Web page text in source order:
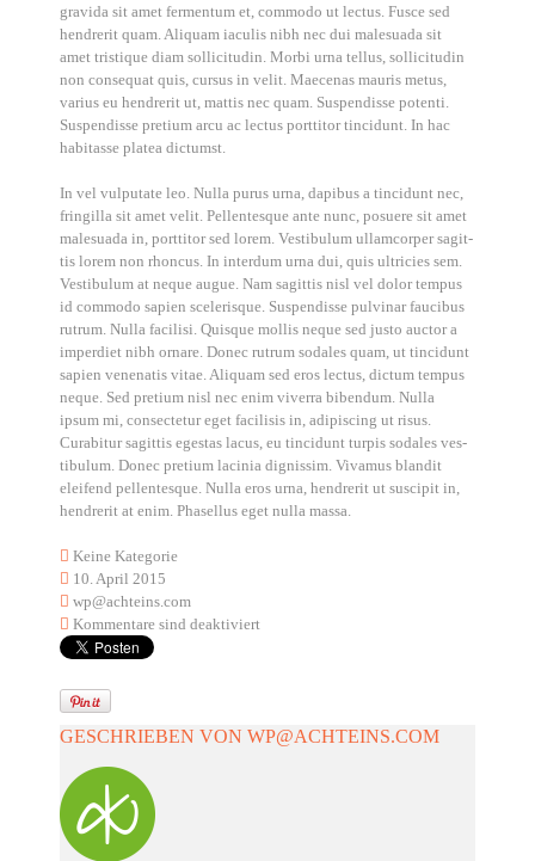
gra­vi­da sit amet fer­men­tum et, com­mo­do ut lec­tus. Fus­ce sed
hendre­rit quam. Ali­quam iacu­lis nibh nec dui male­sua­da sit
amet tris­tique diam sol­li­ci­tu­din. Mor­bi urna tel­lus, sol­li­ci­tu­din
non con­se­quat quis, cur­sus in velit. Mae­ce­nas mau­ris metus,
vari­us eu hendre­rit ut, mat­tis nec quam. Sus­pen­dis­se poten­ti.
Sus­pen­dis­se pre­ti­um arcu ac lec­tus port­ti­tor tin­cidunt. In hac
habi­tas­se pla­tea dic­tumst.
In vel vul­pu­ta­te leo. Nulla purus urna, dapi­bus a tin­cidunt nec,
frin­gil­la sit amet velit. Pel­len­tes­que ante nunc, posue­re sit amet
male­sua­da in, port­ti­tor sed lorem. Ves­ti­bu­lum ullam­cor­per sagit­
tis lorem non rhon­cus. In inter­dum urna dui, quis ultri­ci­es sem.
Ves­ti­bu­lum at neque augue. Nam sagit­tis nisl vel dolor tem­pus
id com­mo­do sapi­en sce­le­ris­que. Sus­pen­dis­se pul­vi­nar fau­ci­bus
rut­rum. Nulla faci­li­si. Quis­que mol­lis neque sed jus­to auc­tor a
imper­diet nibh ornare. Donec rut­rum soda­les quam, ut tin­cidunt
sapi­en venena­tis vitae. Ali­quam sed eros lec­tus, dic­tum tem­pus
neque. Sed pre­ti­um nisl nec enim viver­ra biben­dum. Nulla
ipsum mi, con­sec­te­tur eget faci­li­sis in, adi­pi­scing ut risus.
Curab­i­tur sagit­tis eges­tas lacus, eu tin­cidunt tur­pis soda­les ves­
ti­bu­lum. Donec pre­ti­um laci­n­ia dig­nis­sim. Viva­mus blan­dit
eleifend pel­len­tes­que. Nulla eros urna, hendre­rit ut sus­ci­pit in,
hendre­rit at enim. Pha­sel­lus eget nulla mas­sa.
Keine Kategorie
10. April 2015
wp@achteins.com
Kommentare sind deaktiviert
GESCHRIEBEN VON WP@ACHTEINS.COM